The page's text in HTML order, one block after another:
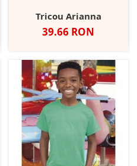
Tricou Arianna
Pret
39.66 RON